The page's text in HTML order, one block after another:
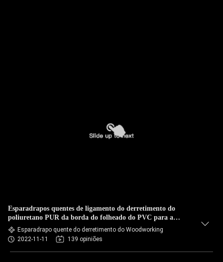
Esparadrapos quentes de ligamento do derretimento do
poliuretano PUR da borda do folheado do PVC para a
mobília
Esparadrapo quente do derretimento do Woodworking
2022-11-11
139 opiniões